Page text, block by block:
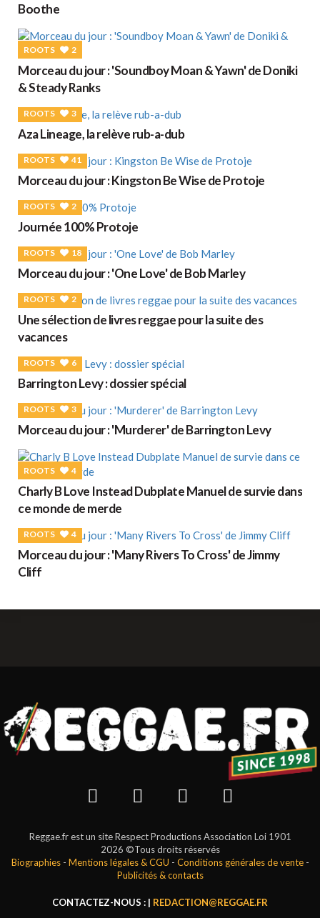
Boothe
ROOTS 2
Morceau du jour : 'Soundboy Moan & Yawn' de Doniki
& Steady Ranks
ROOTS 3
Aza Lineage, la relève rub-a-dub
ROOTS 41
Morceau du jour : Kingston Be Wise de Protoje
ROOTS 2
Journée 100% Protoje
ROOTS 18
Morceau du jour : 'One Love' de Bob Marley
ROOTS 2
Une sélection de livres reggae pour la suite des
vacances
ROOTS 6
Barrington Levy : dossier spécial
ROOTS 3
Morceau du jour : 'Murderer' de Barrington Levy
ROOTS 4
Charly B Love Instead Dubplate Manuel de survie dans
ce monde de merde
ROOTS 4
Morceau du jour : 'Many Rivers To Cross' de Jimmy
Cliff
Reggae.fr est un site Respect Productions Association Loi 1901
2026 ©Tous droits réservés
Biographies- Mentions légales & CGU - Conditions générales de vente-
Publicités & contacts
CONTACTEZ-NOUS : | REDACTION@REGGAE.FR